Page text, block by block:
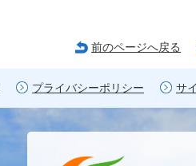
前のページへ戻る
プライバシーポリシー サ